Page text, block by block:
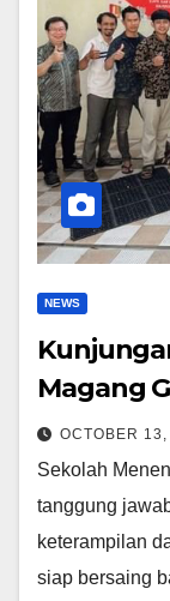
NEWS
Magang
OCTOBER
Sekolah
tanggung
keterampilan
siap bersaing